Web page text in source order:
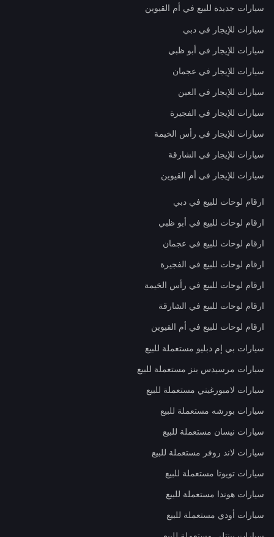
سيارات جديدة للبيع في أم القيوين
سيارات للإيجار في دبي
سيارات للإيجار في أبو ظبي
سيارات للإيجار في عجمان
سيارات للإيجار في العين
سيارات للإيجار في الفجيرة
سيارات للإيجار في رأس الخيمة
سيارات للإيجار في الشارقة
سيارات للإيجار في أم القيوين
ارقام لوحات للبيع في دبي
ارقام لوحات للبيع في أبو ظبي
ارقام لوحات للبيع في عجمان
ارقام لوحات للبيع في الفجيرة
ارقام لوحات للبيع في رأس الخيمة
ارقام لوحات للبيع في الشارقة
ارقام لوحات للبيع في أم القيوين
سيارات بي إم دبليو مستعملة للبيع
سيارات مرسيدس بنز مستعملة للبيع
سيارات لامبورغيني مستعملة للبيع
سيارات بورشه مستعملة للبيع
سيارات نيسان مستعملة للبيع
سيارات لاند روفر مستعملة للبيع
سيارات تويوتا مستعملة للبيع
سيارات هوندا مستعملة للبيع
سيارات أودي مستعملة للبيع